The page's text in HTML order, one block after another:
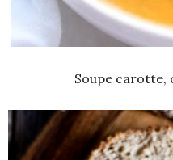
Soupe carotte,